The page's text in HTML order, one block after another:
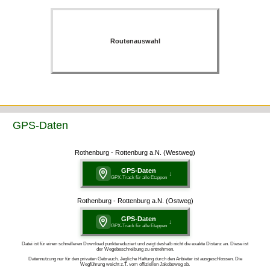
Routenauswahl
GPS-Daten
Rothenburg - Rottenburg a.N. (Westweg)
GPS-Daten
GPX-Track für alle Etappen
↓
Rothenburg - Rottenburg a.N. (Ostweg)
GPS-Daten
GPX-Track für alle Etappen
↓
Datei ist für einen schnelleren Download punkte­redu­ziert und zeigt deshalb nicht die exakte Distanz an. Diese ist
der Wegebeschreibung zu entnehmen.
Datennutzung nur für den privaten Gebrauch. Jegliche Haftung durch den Anbieter ist ausgeschlossen. Die
Wegführung weicht z.T. vom offiziellen Jakobsweg ab.